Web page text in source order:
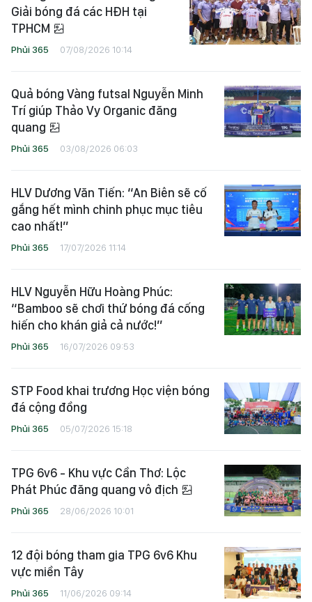
DHF Cup 2026: Hội đồng
hương Huế lần đầu tham gia
Giải bóng đá các HĐH tại
Phủi 365 07/08/2026 10:14
Quả bóng Vàng futsal Nguyễn Minh
Trí giúp Thảo Vy Organic đăng
Phủi 365 03/08/2026 06:03
HLV Dương Văn Tiến: “An Biên sẽ cố
gắng hết mình chinh phục mục tiêu
Phủi 365 17/07/2026 11:14
HLV Nguyễn Hữu Hoàng Phúc:
“Bamboo sẽ chơi thứ bóng đá cống
Phủi 365 16/07/2026 09:53
STP Food khai trương Học viện bóng
Phủi 365 05/07/2026 15:18
TPG 6v6 - Khu vực Cần Thơ: Lộc
Phủi 365 28/06/2026 10:01
12 đội bóng tham gia TPG 6v6 Khu